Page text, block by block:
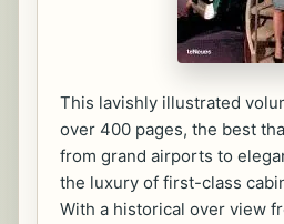
This lavishly illustrated
over 400 pages, the best
from grand airports to
the luxury of first-class
With a historical over view